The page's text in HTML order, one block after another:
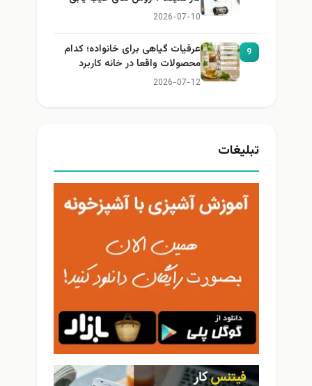
2026-07-10
9
عرقیات گیاهی برای خانواده؛ کدام
محصولات واقعا در خانه کاربرد
دارند؟
2026-07-12
تبلیغات